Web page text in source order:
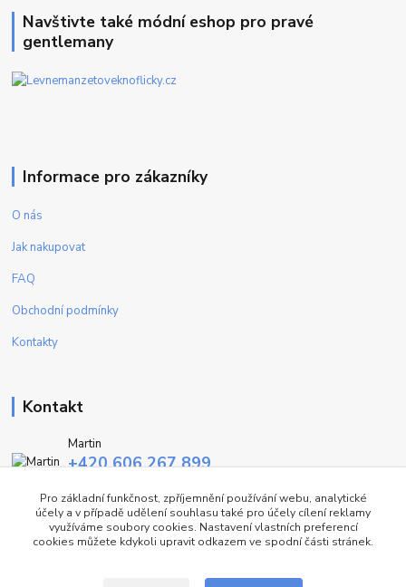
Navštivte také módní eshop pro pravé
gentlemany
Informace pro zákazníky
O nás
Jak nakupovat
FAQ
Obchodní podmínky
Kontakty
Kontakt
Martin
+420 606 267 899
info@fashiontrend.cz
Pro základní funkčnost, zpříjemnění používání webu, analytické
účely a v případě udělení souhlasu také pro účely cílení reklamy
využíváme soubory cookies. Nastavení vlastních preferencí
cookies můžete kdykoli upravit odkazem ve spodní části stránek.